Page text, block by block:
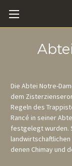
Die Abtei Notre-
dem
Regeln des
Rancé in seiner
festgelegt wurden.
denen Chimay und